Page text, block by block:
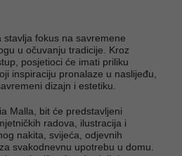
stavlja fokus na savremene
u očuvanju tradicije. Kroz
posjetioci će imati priliku
inspiraciju pronalaze u naslijeđu,
dizajn i estetiku.
Malla, bit će predstavljeni
radova, ilustracija i
nakita, svijeća, odjevnih
svakodnevnu upotrebu u domu.